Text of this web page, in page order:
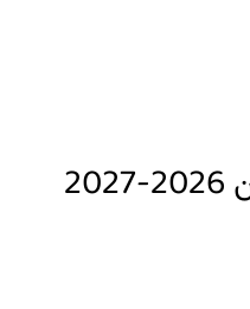
التسجيل لولوج المدارس الوطنية العليا للفنون والمهن 2026-2027